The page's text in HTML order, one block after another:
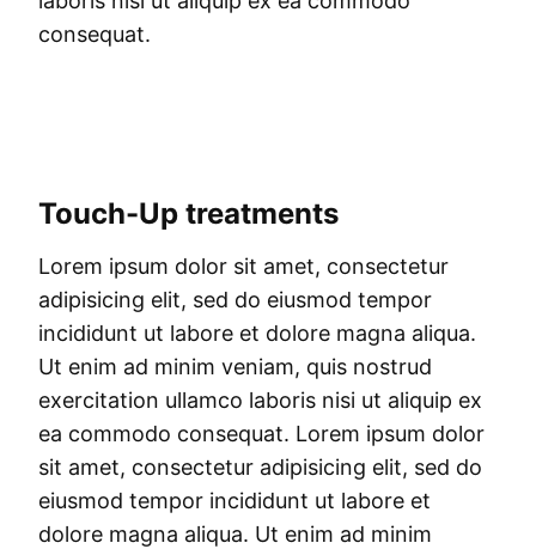
consequat.
Touch-Up treatments
Lorem ipsum dolor sit amet, consectetur
adipisicing elit, sed do eiusmod tempor
incididunt ut labore et dolore magna aliqua.
Ut enim ad minim veniam, quis nostrud
exercitation ullamco laboris nisi ut aliquip ex
ea commodo consequat. Lorem ipsum dolor
sit amet, consectetur adipisicing elit, sed do
eiusmod tempor incididunt ut labore et
dolore magna aliqua. Ut enim ad minim